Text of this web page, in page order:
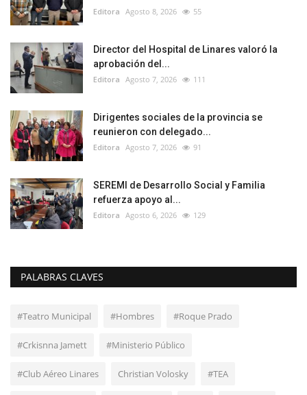
Editora Agosto 8, 2026 55
Director del Hospital de Linares valoró la
aprobación del...
Editora Agosto 7, 2026 111
Dirigentes sociales de la provincia se
reunieron con delegado...
Editora Agosto 7, 2026 91
SEREMI de Desarrollo Social y Familia
refuerza apoyo al...
Editora Agosto 6, 2026 129
PALABRAS CLAVES
#Teatro Municipal #Hombres #Roque Prado
#Crkisnna Jamett #Ministerio Público
#Club Aéreo Linares Christian Volosky #TEA